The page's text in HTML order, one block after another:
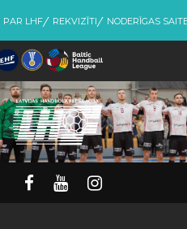
PAR LHF REKVIZĪTI NODERĪGAS